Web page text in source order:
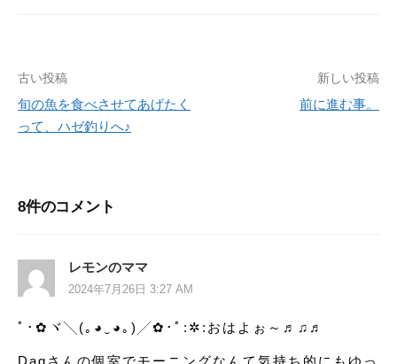
投
稿
ゲ
シ
古い投稿
旬の魚を食べさせてあげたく
って、ハゼ釣りへ♪
新しい投稿
前に進む事。
8件のコメント
レモンのママ
2024年7月26日 3:27 AM
ﾟ･✿ヾ╲(｡◕‿◕｡)╱✿･ﾟ:✲:おはよぉ～♬♫♬